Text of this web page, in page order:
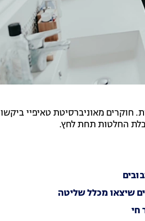
חוקרים מאוניברסיטת טאיפיי ביקשו
החלטות תחת לחץ.
שיצאו מכלל שליטה
חי